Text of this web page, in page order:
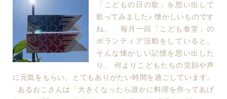
「こどもの日の歌」を思い出して
歌ってみました♪ 懐かしいものです
ね。 毎月一回「こども食堂」の
ボランティア活動をしていると、
そんな懐かしい記憶を思い出した
り、 何よりこどもたちの笑顔や声
に元気をもらい、とてもありがたい時間を過ごしています。
あるおこさんは「大きくなったら誰かに料理を作ってあげ